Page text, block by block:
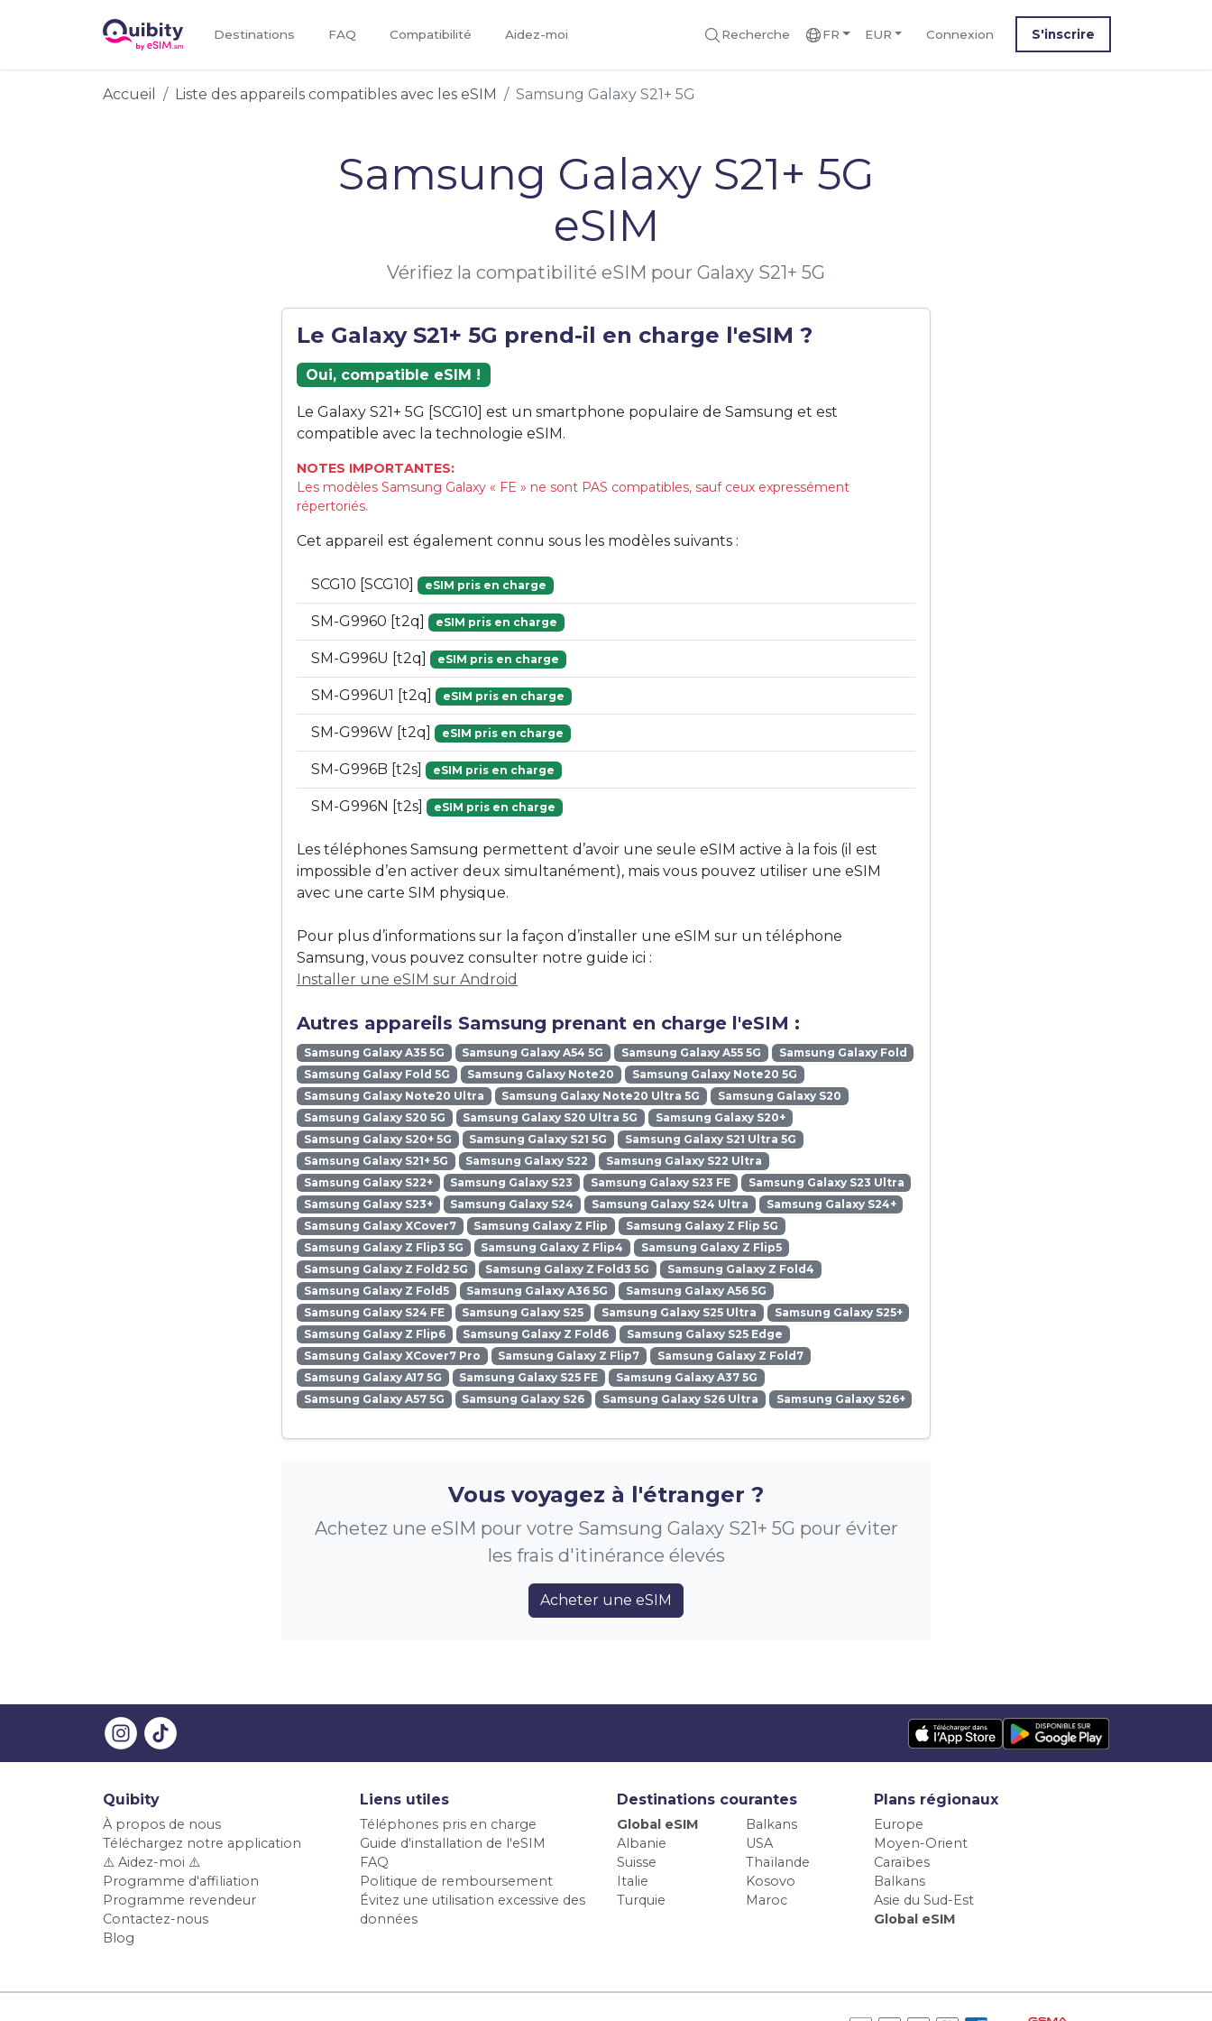
Destinations FAQ Compatibilité Aidez-moi Recherche FR EUR Connexion S'inscrire
Accueil Liste des appareils compatibles avec les eSIM Samsung Galaxy S21+ 5G
Samsung Galaxy S21+ 5G
eSIM
Vérifiez la compatibilité eSIM pour Galaxy S21+ 5G
Le Galaxy S21+ 5G prend-il en charge l'eSIM ?
Oui, compatible eSIM !
Le Galaxy S21+ 5G [SCG10] est un smartphone populaire de Samsung et est
compatible avec la technologie eSIM.
NOTES IMPORTANTES:
Les modèles Samsung Galaxy « FE » ne sont PAS compatibles, sauf ceux expressément
répertoriés.
Cet appareil est également connu sous les modèles suivants :
SCG10 [SCG10] eSIM pris en charge
SM-G9960 [t2q] eSIM pris en charge
SM-G996U [t2q] eSIM pris en charge
SM-G996U1 [t2q] eSIM pris en charge
SM-G996W [t2q] eSIM pris en charge
SM-G996B [t2s] eSIM pris en charge
SM-G996N [t2s] eSIM pris en charge
Les téléphones Samsung permettent d’avoir une seule eSIM active à la fois (il est
impossible d’en activer deux simultanément), mais vous pouvez utiliser une eSIM
avec une carte SIM physique.
Pour plus d’informations sur la façon d’installer une eSIM sur un téléphone
Samsung, vous pouvez consulter notre guide ici :
Installer une eSIM sur Android
Autres appareils Samsung prenant en charge l'eSIM :
Samsung Galaxy A35 5G Samsung Galaxy A54 5G Samsung Galaxy A55 5G
Samsung Galaxy Fold
Samsung Galaxy Fold 5G
Samsung Galaxy Note20
Samsung Galaxy Note20 5G
Samsung Galaxy Note20 Ultra
Samsung Galaxy Note20 Ultra 5G
Samsung Galaxy S20
Samsung Galaxy S20 5G
Samsung Galaxy S20 Ultra 5G
Samsung Galaxy S20+
Samsung Galaxy S20+ 5G
Samsung Galaxy S21 5G
Samsung Galaxy S21 Ultra 5G
Samsung Galaxy S21+ 5G
Samsung Galaxy S22
Samsung Galaxy S22 Ultra
Samsung Galaxy S22+
Samsung Galaxy S23 Samsung Galaxy S23 FE
Samsung Galaxy S23 Ultra
Samsung Galaxy S23+
Samsung Galaxy S24 Samsung Galaxy S24 Ultra
Samsung Galaxy S24+
Samsung Galaxy XCover7
Samsung Galaxy Z Flip
Samsung Galaxy Z Flip 5G
Samsung Galaxy Z Flip3 5G
Samsung Galaxy Z Flip4
Samsung Galaxy Z Flip5
Samsung Galaxy Z Fold2 5G
Samsung Galaxy Z Fold3 5G
Samsung Galaxy Z Fold4
Samsung Galaxy Z Fold5
Samsung Galaxy A36 5G
Samsung Galaxy A56 5G
Samsung Galaxy S24 FE
Samsung Galaxy S25 Samsung Galaxy S25 Ultra
Samsung Galaxy S25+
Samsung Galaxy Z Flip6
Samsung Galaxy Z Fold6
Samsung Galaxy S25 Edge
Samsung Galaxy XCover7 Pro
Samsung Galaxy Z Flip7
Samsung Galaxy Z Fold7
Samsung Galaxy A17 5G
Samsung Galaxy S25 FE
Samsung Galaxy A37 5G
Samsung Galaxy A57 5G
Samsung Galaxy S26 Samsung Galaxy S26 Ultra Samsung Galaxy S26+
Vous voyagez à l'étranger ?
Achetez une eSIM pour votre Samsung Galaxy S21+ 5G pour éviter
les frais d'itinérance élevés
Acheter une eSIM
Quibity
À propos de nous
Téléchargez notre application
⚠️ Aidez-moi ⚠️
Programme d'affiliation
Programme revendeur
Contactez-nous
Blog
Liens utiles
Téléphones pris en charge
Guide d'installation de l'eSIM
FAQ
Politique de remboursement
Évitez une utilisation excessive des
données
Destinations courantes
Global eSIM
Balkans
Albanie
USA
Suisse
Thaïlande
Italie
Kosovo
Turquie
Maroc
Plans régionaux
Europe
Moyen-Orient
Caraïbes
Balkans
Asie du Sud-Est
Global eSIM